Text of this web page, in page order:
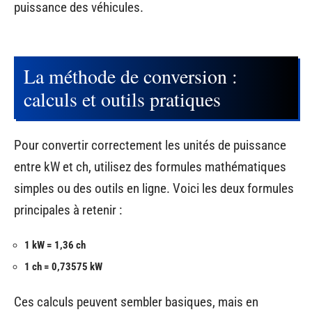
puissance des véhicules.
La méthode de conversion :
calculs et outils pratiques
Pour convertir correctement les unités de puissance
entre kW et ch, utilisez des formules mathématiques
simples ou des outils en ligne. Voici les deux formules
principales à retenir :
1 kW = 1,36 ch
1 ch = 0,73575 kW
Ces calculs peuvent sembler basiques, mais en